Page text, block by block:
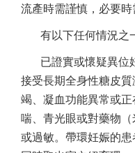
流產時需謹慎，必要時
有以下任何情況之
已證實或懷疑異位
接受長期全身性糖皮
竭、凝血功能異常或
喘、青光眼或對藥物
或過敏。帶環妊娠的